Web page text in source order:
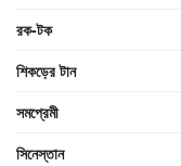
রক-টক
শিকড়ের টান
সমপ্রেমী
সিনেস্তান